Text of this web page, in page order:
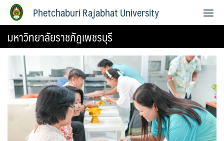
Phetchaburi Rajabhat University
มหาวิทยาลัยราชภัฏเพชรบุรี